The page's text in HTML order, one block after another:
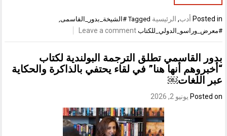
Posted in أدب, الرئيسية Tagged #الشيخة_بدور_القاسمى,
#معرض_وراسو_الدولي_للكتاب Leave a comment
بدور القاسمي تطلق الترجمة البولندية لكتاب
“أخبروهم أنها هنا” في لقاء يحتفي بالذاكرة والحكاية
عبر اللغات￼
Posted on يونيو 2, 2026